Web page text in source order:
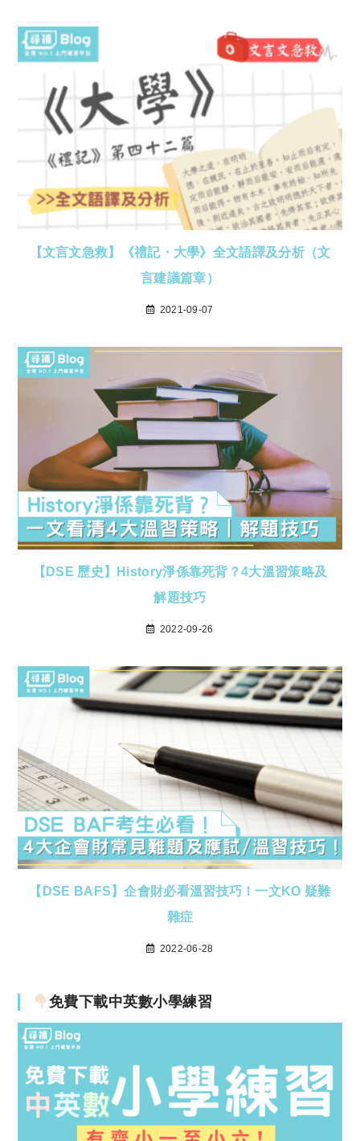
【文言文急救】《禮記・大學》全文語譯及分析（文
言建議篇章）
2021-09-07
【DSE 歷史】History淨係靠死背？4大溫習策略及
解題技巧
2022-09-26
【DSE BAFS】企會財必看溫習技巧！一文KO 疑難
雜症
2022-06-28
免費下載中英數小學練習